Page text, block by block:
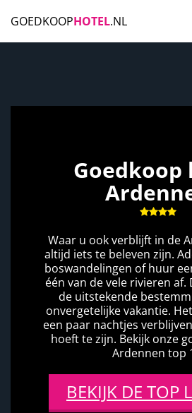
GOEDKOOPHOTEL.NL
Goedkoop
Waar u ook verblijft in de
altijd iets te beleven zijn.
boswandelingen of huur
één van de vele rivieren af.
de uitstekende
onvergetelijke vakantie.
een paar nachtjes
hoeft te zijn. Bekijk onze
Ardennen top
BEKIJK DE TOP